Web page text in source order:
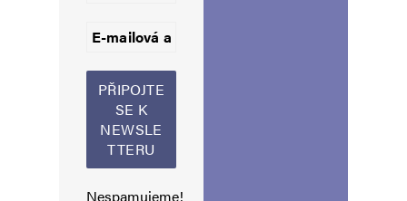
Nespamujeme!